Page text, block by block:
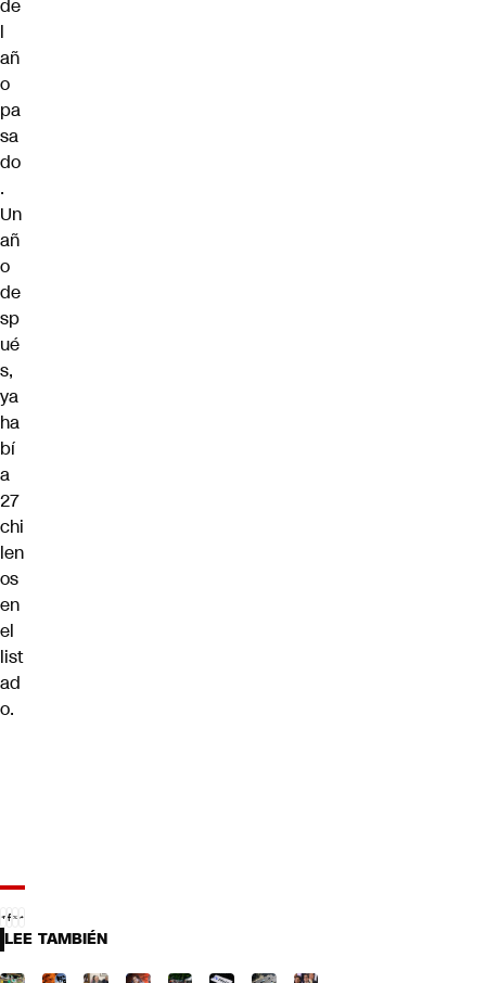
de
l
añ
o
pa
sa
do
.
Un
añ
o
de
sp
ué
s,
ya
ha
bí
a
27
chi
len
os
en
el
list
ad
o.
LEE TAMBIÉN